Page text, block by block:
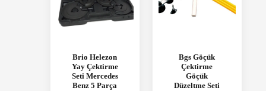
Brio Helezon
Yay Çektirme
Seti Mercedes
Benz 5 Parça
Bgs Göçük
Çektirme
Göçük
Düzeltme Seti